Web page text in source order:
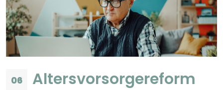
06
Altersvorsorgereform